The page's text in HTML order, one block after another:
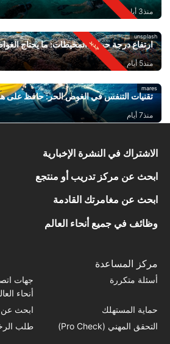
منذ3 أيام
unsplash
ارتفاع درجة حرارة المحيطات: ما يحتاج
منذ5 أيام
mares
تقنيات التنفس في الغوص الحر: حافظ على
منذ7 أيام
الاشتراك في النشرة الإخبارية
ابحث عن مركز تدريب أو منتجع
ابحث عن مغامرتك القادمة
وظائف في جميع أنحاء العالم
مركز المساعدة
أسئلة متكررة
جهات
أنحاء
حماية المستهلك
ابحث عن
التحقق المهني (Pro Check)
طلب